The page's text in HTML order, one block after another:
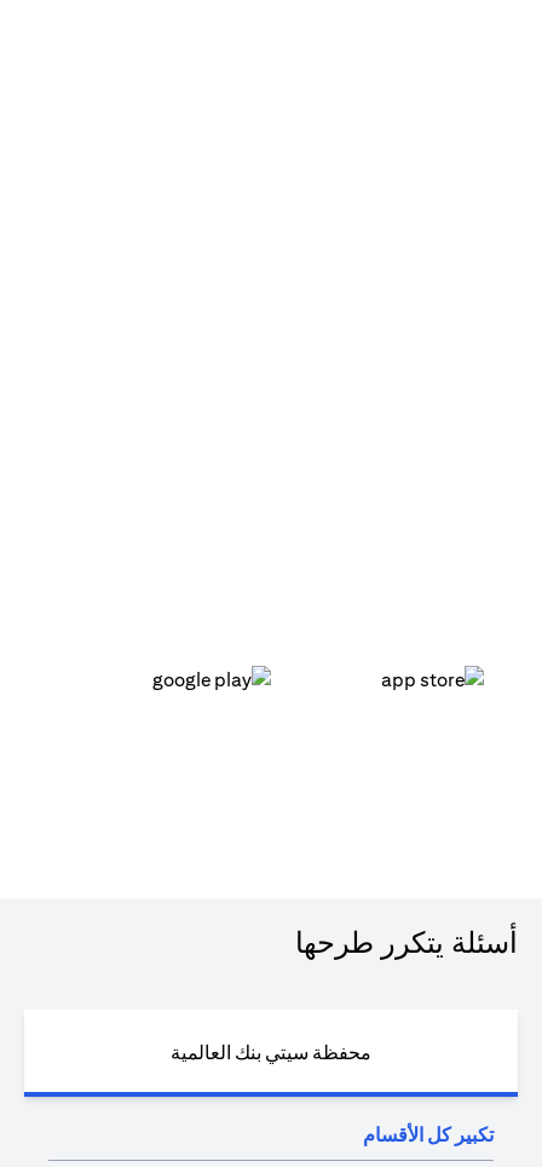
أسئلة يتكرر طرحها
محفظة سيتي بنك العالمية
تكبير كل الأقسام